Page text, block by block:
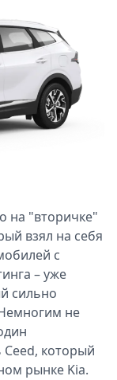
на "вторичке"
взял на себя
с
– уже
сильно
не
который
рынке Kia.